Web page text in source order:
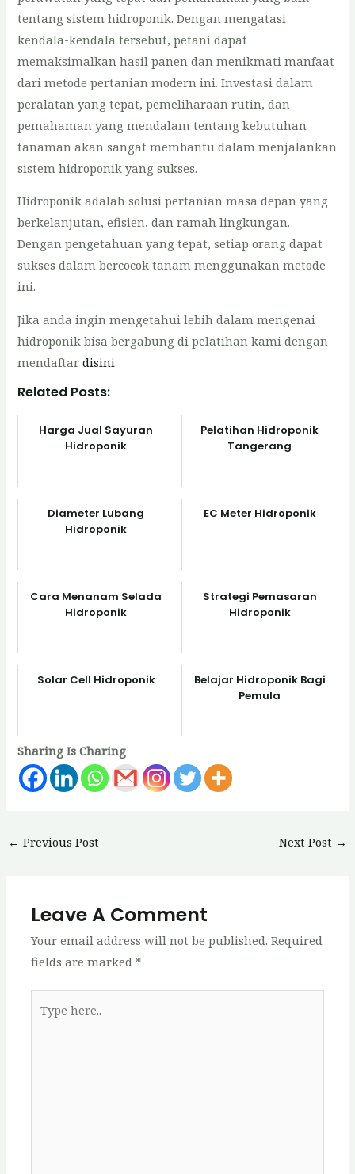
tentang sistem hidroponik. Dengan mengatasi
kendala-kendala tersebut, petani dapat
memaksimalkan hasil panen dan menikmati manfaat
dari metode pertanian modern ini. Investasi dalam
peralatan yang tepat, pemeliharaan rutin, dan
pemahaman yang mendalam tentang kebutuhan
tanaman akan sangat membantu dalam menjalankan
sistem hidroponik yang sukses.
Hidroponik adalah solusi pertanian masa depan yang
berkelanjutan, efisien, dan ramah lingkungan.
Dengan pengetahuan yang tepat, setiap orang dapat
sukses dalam bercocok tanam menggunakan metode
ini.
Jika anda ingin mengetahui lebih dalam mengenai
hidroponik bisa bergabung di pelatihan kami dengan
mendaftardisini
Related Posts:
Harga Jual Sayuran
Hidroponik
Pelatihan Hidroponik
Tangerang
Diameter Lubang
Hidroponik
EC Meter Hidroponik
Cara Menanam Selada
Hidroponik
Strategi Pemasaran
Hidroponik
Solar Cell Hidroponik
Belajar Hidroponik Bagi
Pemula
Sharing Is Charing
Post
← Previous Post Next Post →
Leave A Comment
Your email address will not be published. Required
fields are marked *
here..